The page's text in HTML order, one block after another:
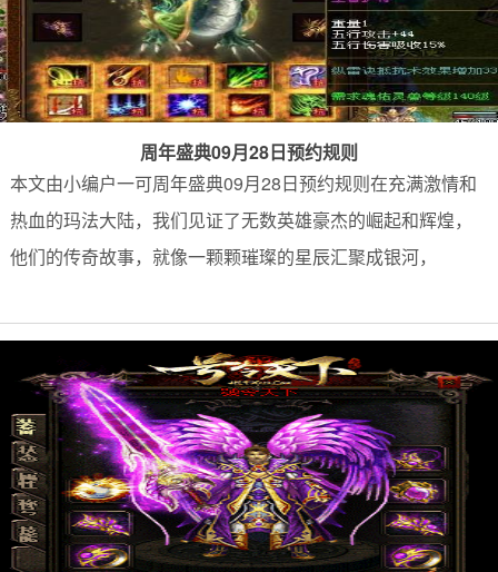
周年盛典09月28日预约规则
本文由小编户一可周年盛典09月28日预约规则在充满激情和
热血的玛法大陆，我们见证了无数英雄豪杰的崛起和辉煌，
他们的传奇故事，就像一颗颗璀璨的星辰汇聚成银河，